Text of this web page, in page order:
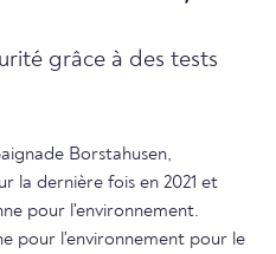
grâce à des tests
Borstahusen,
la dernière fois en 2021 et
pour l'environnement.
pour l'environnement pour le